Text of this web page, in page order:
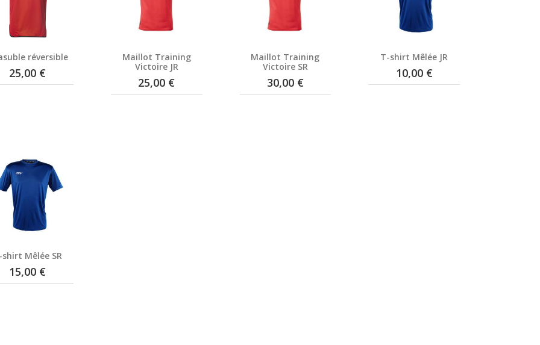
réversible
25,00 €
Maillot Training
Victoire JR
25,00 €
Maillot Training
Victoire SR
30,00 €
T-shirt Mêlée JR
10,00 €
Mêlée SR
15,00 €